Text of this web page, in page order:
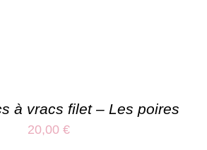
à vracs filet – Les poires
20,00 €